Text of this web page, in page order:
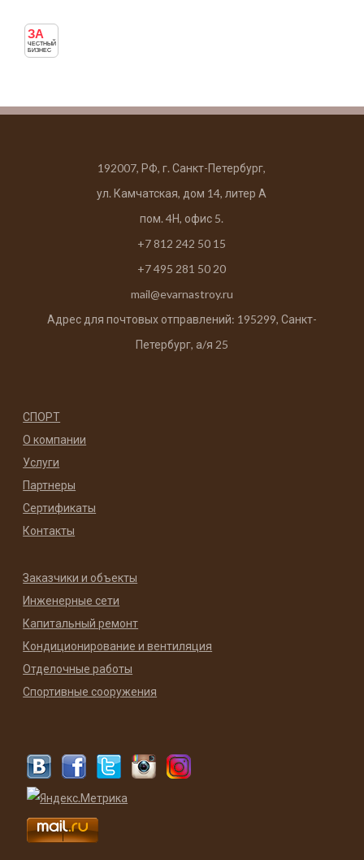
ЗА
ЧЕСТНЫЙ
БИЗНЕС
192007, РФ, г. Санкт-Петербург,
ул. Камчатская, дом 14, литер А
пом. 4Н, офис 5.
+7 812 242 50 15
+7 495 281 50 20
mail@evarnastroy.ru
Адрес для почтовых отправлений: 195299, Санкт-
Петербург, а/я 25
СПОРТ
О компании
Услуги
Партнеры
Сертификаты
Контакты
Заказчики и объекты
Инженерные сети
Капитальный ремонт
Кондиционирование и вентиляция
Отделочные работы
Спортивные сооружения